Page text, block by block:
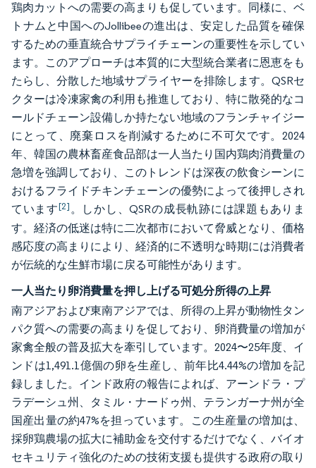
鶏肉カットへの需要の高まりも促しています。同様に、ベ
トナムと中国へのJollibeeの進出は、安定した品質を確保
するための垂直統合サプライチェーンの重要性を示してい
ます。このアプローチは本質的に大型統合業者に恩恵をも
たらし、分散した地域サプライヤーを排除します。QSRセ
クターは冷凍家禽の利用も推進しており、特に散発的なコ
ールドチェーン設備しか持たない地域のフランチャイジー
にとって、廃棄ロスを削減するために不可欠です。2024
年、韓国の農林畜産食品部は一人当たり国内鶏肉消費量の
急増を強調しており、このトレンドは深夜の飲食シーンに
おけるフライドチキンチェーンの優勢によって後押しされ
ています[2]。しかし、QSRの成長軌跡には課題もありま
す。経済の低迷は特に二次都市において脅威となり、価格
感応度の高まりにより、経済的に不透明な時期には消費者
が伝統的な生鮮市場に戻る可能性があります。
一人当たり卵消費量を押し上げる可処分所得の上昇
南アジアおよび東南アジアでは、所得の上昇が動物性タン
パク質への需要の高まりを促しており、卵消費量の増加が
家禽全般の普及拡大を牽引しています。2024〜25年度、イ
ンドは1,491.1億個の卵を生産し、前年比4.44%の増加を記
録しました。インド政府の報告によれば、アーンドラ・プ
ラデーシュ州、タミル・ナードゥ州、テランガーナ州が全
国産出量の約47%を担っています。この生産量の増加は、
採卵鶏農場の拡大に補助金を交付するだけでなく、バイオ
セキュリティ強化のための技術支援も提供する政府の取り